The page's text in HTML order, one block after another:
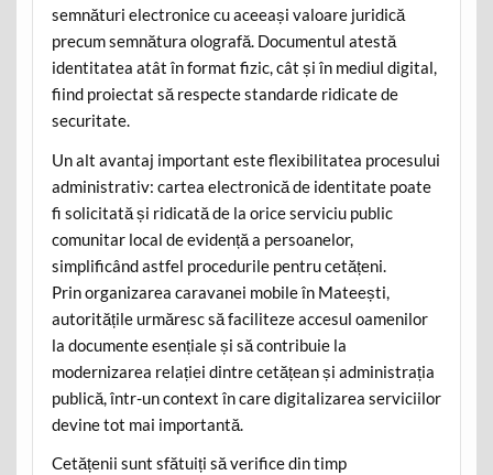
semnături electronice cu aceeași valoare juridică
precum semnătura olografă. Documentul atestă
identitatea atât în format fizic, cât și în mediul digital,
fiind proiectat să respecte standarde ridicate de
securitate.
Un alt avantaj important este flexibilitatea procesului
administrativ: cartea electronică de identitate poate
fi solicitată și ridicată de la orice serviciu public
comunitar local de evidență a persoanelor,
simplificând astfel procedurile pentru cetățeni.
Prin organizarea caravanei mobile în Mateești,
autoritățile urmăresc să faciliteze accesul oamenilor
la documente esențiale și să contribuie la
modernizarea relației dintre cetățean și administrația
publică, într-un context în care digitalizarea serviciilor
devine tot mai importantă.
Cetățenii sunt sfătuiți să verifice din timp